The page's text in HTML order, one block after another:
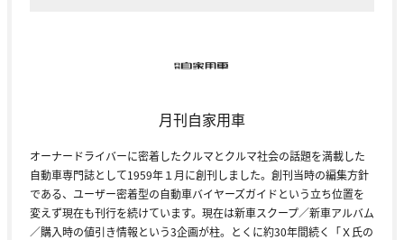
月刊自家用車
オーナードライバーに密着したクルマとクルマ社会の話題を満載した
自動車専門誌として1959年１月に創刊しました。創刊当時の編集方針
である、ユーザー密着型の自動車バイヤーズガイドという立ち位置を
変えず現在も刊行を続けています。現在は新車スクープ／新車アルバム
／購入時の値引き情報という3企画が柱。とくに約30年間続く「Ｘ氏の